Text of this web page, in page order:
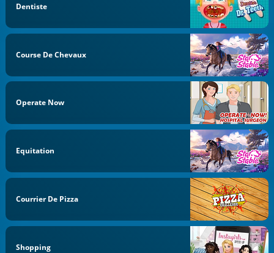
Dentiste
Course De Chevaux
Operate Now
Equitation
Courrier De Pizza
Shopping